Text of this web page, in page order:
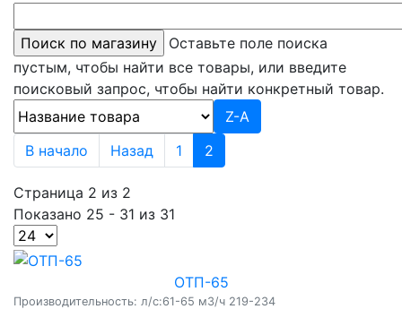
ОТП-65
Производительность: л/c:61-65 м3/ч 219-234
Оставьте поле поиска
пустым, чтобы найти все товары, или введите
поисковый запрос, чтобы найти конкретный товар.
Z-A
В начало
Назад 1 2
Страница 2 из 2
Показано 25 - 31 из 31